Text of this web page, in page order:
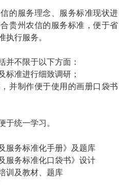
服务理念、服务标准现状进
贵州农信的服务标准，便于省
执行服务。
不限于以下方面：
准进行细致调研；
制作便于使用的画册口袋书
统一学习。
务标准化手册》及题库
务标准化口袋书》设计
及教材、题库